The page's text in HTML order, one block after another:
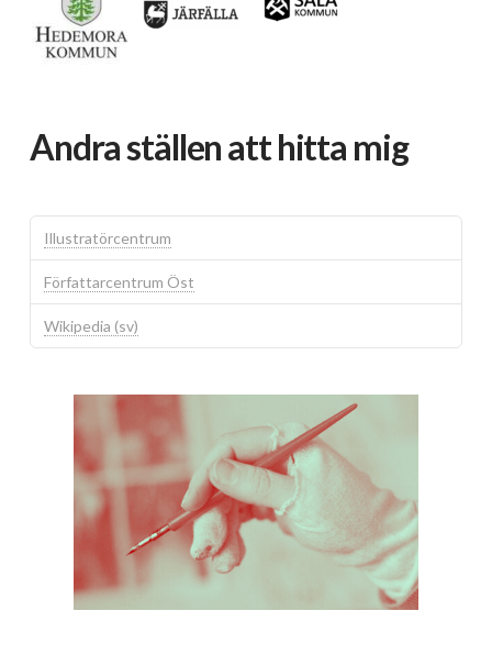
Andra ställen att hitta mig
Illustratörcentrum
Författarcentrum Öst
Wikipedia (sv)